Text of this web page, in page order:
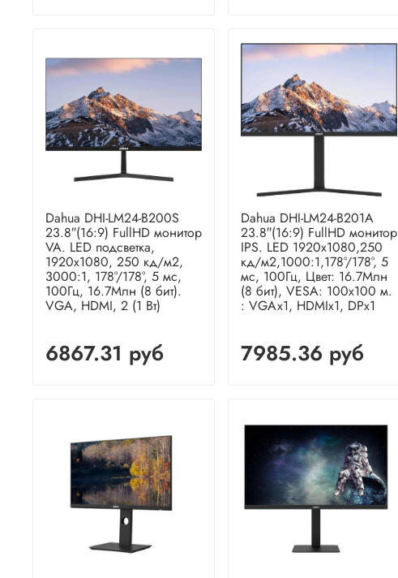
Dahua DHI-LM24-B200S
23.8″(16:9) FullHD монитор
VA. LED подсветка,
1920x1080, 250 кд/м2,
3000:1, 178°/178°, 5 мс,
100Гц, 16.7Млн (8 бит).
VGA, HDMI, 2 (1 Вт)
6867.31 руб
Dahua DHI-LM24-B201A
23.8″(16:9) FullHD монитор
IPS. LED 1920x1080,250
кд/м2,1000:1,178°/178°, 5
мс, 100Гц, Цвет: 16.7Млн
(8 бит), VESA: 100x100 м.
: VGAx1, HDMIx1, DPx1
7985.36 руб